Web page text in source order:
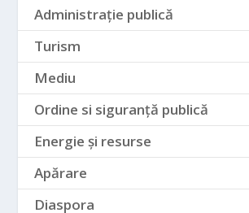
Administrație publică
Turism
Mediu
Ordine si siguranță publică
Energie și resurse
Apărare
Diaspora